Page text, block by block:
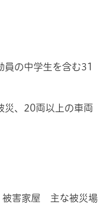
の中学生を含む31
災、20両以上の車両
害家屋 主な被災場